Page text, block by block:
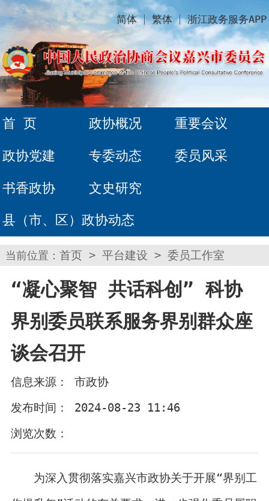
简体 繁体 浙江政务服务APP
首 页 政协概况 重要会议
政协党建 专委动态 委员风采
书香政协 文史研究
县（市、区）政协动态
当前位置： 首页 > 平台建设 > 委员工作室
“凝心聚智 共话科创” 科协
界别委员联系服务界别群众座
谈会召开
信息来源： 市政协
发布时间： 2024-08-23 11:46
浏览次数：
为深入贯彻落实嘉兴市政协关于开展“界别工